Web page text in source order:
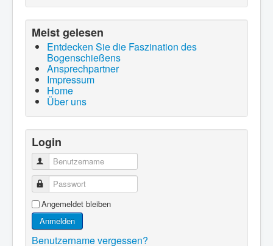
Meist gelesen
Entdecken Sie die Faszination des
Bogenschießens
Ansprechpartner
Impressum
Home
Über uns
Login
Benutzername
Passwort
Angemeldet bleiben
Anmelden
Benutzername vergessen?